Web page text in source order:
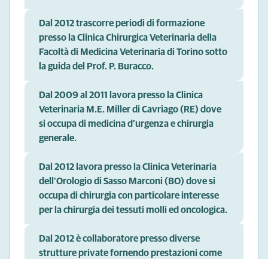
Dal 2012 trascorre periodi di formazione
presso la Clinica Chirurgica Veterinaria della
Facoltà di Medicina Veterinaria di Torino sotto
la guida del Prof. P. Buracco.
Dal 2009 al 2011 lavora presso la Clinica
Veterinaria M.E. Miller di Cavriago (RE) dove
si occupa di medicina d’urgenza e chirurgia
generale.
Dal 2012 lavora presso la Clinica Veterinaria
dell’Orologio di Sasso Marconi (BO) dove si
occupa di chirurgia con particolare interesse
per la chirurgia dei tessuti molli ed oncologica.
Dal 2012 è collaboratore presso diverse
strutture private fornendo prestazioni come